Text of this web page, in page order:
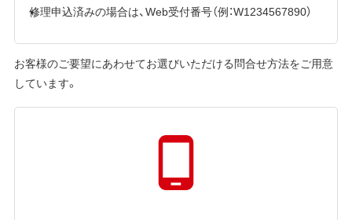
修理申込済みの場合は、Web受付番号（例：W1234567890）
お客様のご要望にあわせてお選びいただける問合せ方法をご用意
しています。